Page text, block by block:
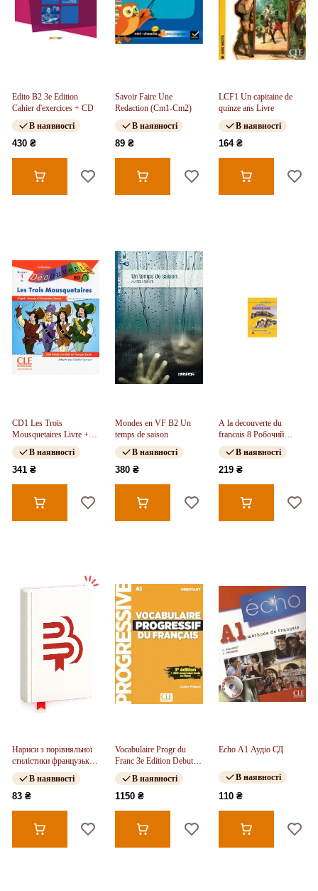
Edito B2 3e Edition
Cahier d'exercices + CD
В наявності
430 ₴
Savoir Faire Une
Redaction (Cm1-Cm2)
В наявності
89 ₴
LCF1 Un capitaine de
quinze ans Livre
В наявності
164 ₴
CD1 Les Trois
Mousquetaires Livre +
CD audio
В наявності
341 ₴
Mondes en VF B2 Un
temps de saison
В наявності
380 ₴
A la decouverte du
francais 8 Робочий
зошит
В наявності
219 ₴
Нариси з порівняльної
стилістики французької
мови.
В наявності
83 ₴
Vocabulaire Progr du
Franc 3e Edition Debut
Livre + Audio
téléchargeable + Appli-
web
В наявності
1150 ₴
Echo A1 Аудіо СД
В наявності
110 ₴